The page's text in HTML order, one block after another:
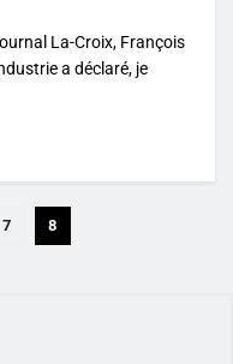
La-Croix, François
a déclaré, je
7 8